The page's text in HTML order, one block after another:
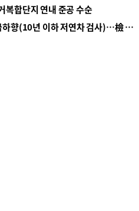
합단지 연내 준공 수순
■ 검사 신분 버리고 직급하향(10년 이하 저연차 검사)…檢 중수청행 기피